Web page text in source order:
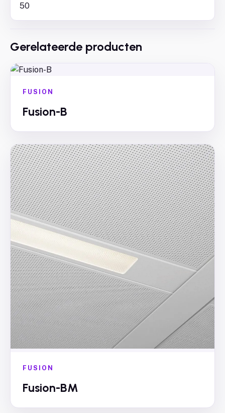
50
Gerelateerde producten
FUSION
Fusion-B
FUSION
Fusion-BM